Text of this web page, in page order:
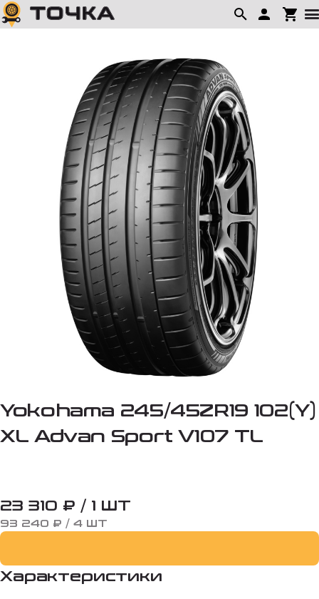
Yokohama 245/45ZR19 102(Y)
XL Advan Sport V107 TL
23 310 ₽ / 1 ШТ
93 240 ₽ / 4 ШТ
Характеристики